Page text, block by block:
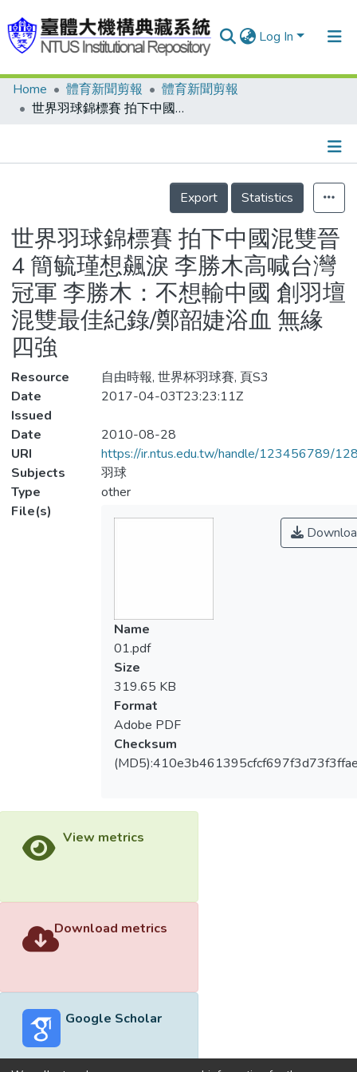
Log In
Communities & Collections
Statistics
Home 體育新聞剪報
體育新聞剪報
世界羽球錦標賽 拍下中國混雙晉4 簡毓瑾想飆淚 李勝木高喊台灣冠軍 李勝木：不想輸中國 創羽壇混雙最佳紀錄/鄭韶婕浴血 無緣四強
Details
Export
Statistics
世界羽球錦標賽 拍下中國混雙晉
4 簡毓瑾想飆淚 李勝木高喊台灣
冠軍 李勝木：不想輸中國 創羽壇
混雙最佳紀錄/鄭韶婕浴血 無緣
四強
Resource
自由時報, 世界杯羽球賽, 頁S3
Date
Issued
2017-04-03T23:23:11Z
Date
2010-08-28
URI
https://ir.ntus.edu.tw/handle/123456789/
Subjects
羽球
Type
other
File(s)
Name
01.pdf
Size
319.65 KB
Format
Adobe PDF
Checksum
View metrics
Download metrics
Google Scholar